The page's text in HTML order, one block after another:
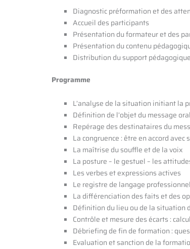
Diagnostic préformation et des
Accueil des participants
Présentation du formateur et des
Présentation du contenu
Distribution du support pédagogique
Programme
L’analyse de la situation initiant la
Définition de l’objet du message oral
Repérage des destinataires du
La congruence : être en accord
La maîtrise du souffle et de la voix
La posture – le gestuel – les
Les verbes et expressions actives
Le registre de langage professionnel
La différenciation des faits et des
Définition du lieu ou de la situation
Contrôle et mesure des écarts :
Débriefing de fin de formation :
Evaluation et sanction de la